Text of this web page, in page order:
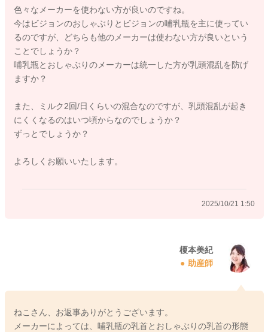
色々なメーカーを使わない方が良いのですね。
今はビジョンのおしゃぶりとビジョンの哺乳瓶を主に使ってい
るのですが、どちらも他のメーカーは使わない方が良いという
ことでしょうか？
哺乳瓶とおしゃぶりのメーカーは統一した方が乳頭混乱を防げ
ますか？
また、ミルク2回/日くらいの混合なのですが、乳頭混乱が起き
にくくなるのはいつ頃からなのでしょうか？
ずっとでしょうか？
よろしくお願いいたします。
2025/10/21 1:50
榎本美紀
助産師
ねこさん、お返事ありがとうございます。
メーカーによっては、哺乳瓶の乳首とおしゃぶりの乳首の形態